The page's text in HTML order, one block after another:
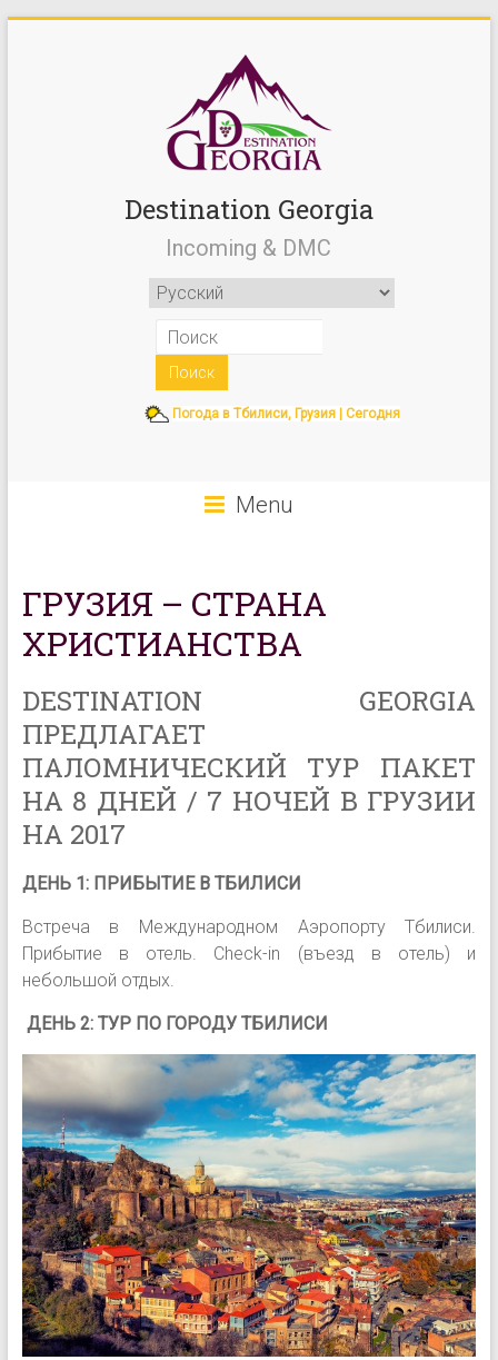
Destination Georgia
Incoming & DMC
Погода в Тбилиси, Грузия | Сегодня
Menu
ГРУЗИЯ – СТРАНА
ХРИСТИАНСТВА
DESTINATION GEORGIA
ПРЕДЛАГАЕТ
ПАЛОМНИЧЕСКИЙ ТУР ПАКЕТ
НА 8 ДНЕЙ / 7 НОЧЕЙ В ГРУЗИИ
НА 2017
ДЕНЬ 1: ПРИБЫТИЕ В ТБИЛИСИ
Встреча в Международном Аэропорту Тбилиси.
Прибытие в отель. Check-in (въезд в отель) и
небольшой отдых.
ДЕНЬ 2: ТУР ПО ГОРОДУ ТБИЛИСИ